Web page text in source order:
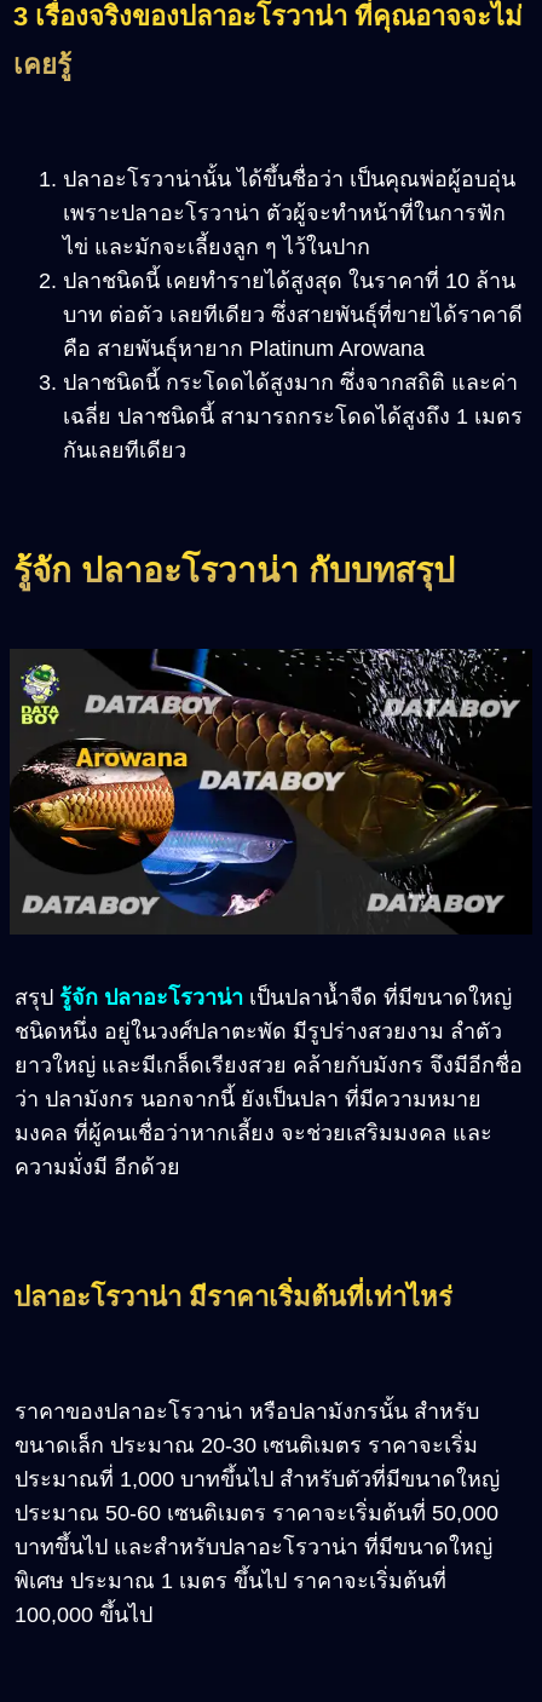
3 เรื่องจริงของปลาอะโรวาน่า ที่คุณอาจจะไม่
เคยรู้
ปลาอะโรวาน่านั้น ได้ขึ้นชื่อว่า เป็นคุณพ่อผู้อบอุ่น
เพราะปลาอะโรวาน่า ตัวผู้จะทำหน้าที่ในการฟัก
ไข่ และมักจะเลี้ยงลูก ๆ ไว้ในปาก
ปลาชนิดนี้ เคยทำรายได้สูงสุด ในราคาที่ 10 ล้าน
บาท ต่อตัว เลยทีเดียว ซึ่งสายพันธุ์ที่ขายได้ราคาดี
คือ สายพันธุ์หายาก Platinum Arowana
ปลาชนิดนี้ กระโดดได้สูงมาก ซึ่งจากสถิติ และค่า
เฉลี่ย ปลาชนิดนี้ สามารถกระโดดได้สูงถึง 1 เมตร
กันเลยทีเดียว
รู้จัก ปลาอะโรวาน่า กับบทสรุป
สรุป รู้จัก ปลาอะโรวาน่า เป็นปลาน้ำจืด ที่มีขนาดใหญ่
ชนิดหนึ่ง อยู่ในวงศ์ปลาตะพัด มีรูปร่างสวยงาม ลำตัว
ยาวใหญ่ และมีเกล็ดเรียงสวย คล้ายกับมังกร จึงมีอีกชื่อ
ว่า ปลามังกร นอกจากนี้ ยังเป็นปลา ที่มีความหมาย
มงคล ที่ผู้คนเชื่อว่าหากเลี้ยง จะช่วยเสริมมงคล และ
ความมั่งมี อีกด้วย
ปลาอะโรวาน่า มีราคาเริ่มต้นที่เท่าไหร่
ราคาของปลาอะโรวาน่า หรือปลามังกรนั้น สำหรับ
ขนาดเล็ก ประมาณ 20-30 เซนติเมตร ราคาจะเริ่ม
ประมาณที่ 1,000 บาทขึ้นไป สำหรับตัวที่มีขนาดใหญ่
ประมาณ 50-60 เซนติเมตร ราคาจะเริ่มต้นที่ 50,000
บาทขึ้นไป และสำหรับปลาอะโรวาน่า ที่มีขนาดใหญ่
พิเศษ ประมาณ 1 เมตร ขึ้นไป ราคาจะเริ่มต้นที่
100,000 ขึ้นไป